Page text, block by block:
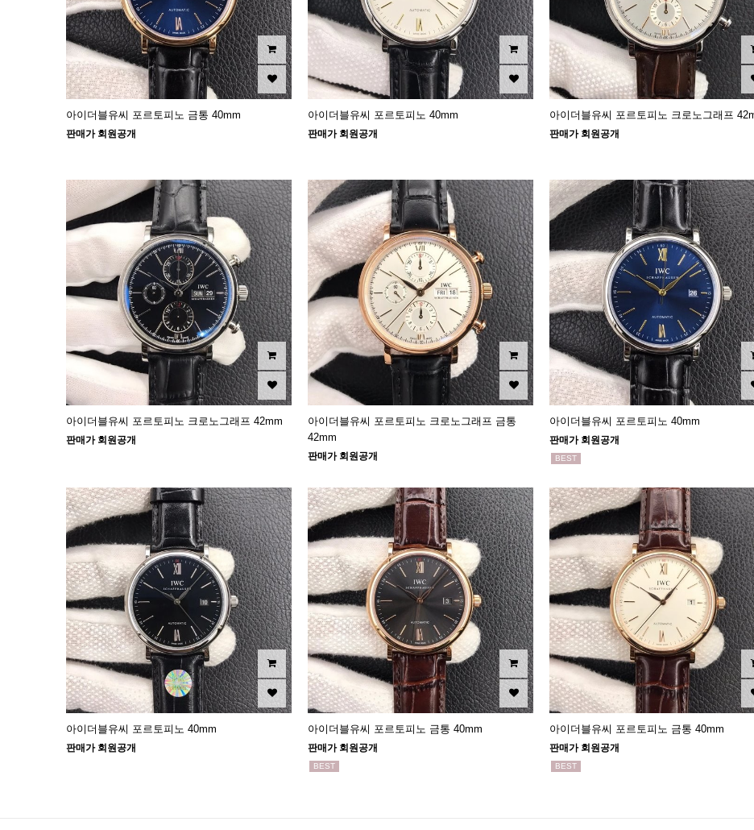
아이더블유씨 포르토피노 금통 40mm
판매가 회원공개
아이더블유씨 포르토피노 40mm
판매가 회원공개
아이더블유씨 포르토피노 크로노그래프
판매가 회원공개
아이더블유씨 포르토피노 크로노그래프 42mm
판매가 회원공개
아이더블유씨 포르토피노 크로노그래프 금통
42mm
판매가 회원공개
아이더블유씨 포르토피노 40mm
판매가 회원공개
BEST
아이더블유씨 포르토피노 40mm
판매가 회원공개
아이더블유씨 포르토피노 금통 40mm
판매가 회원공개
BEST
아이더블유씨 포르토피노 금통 40mm
판매가 회원공개
BEST